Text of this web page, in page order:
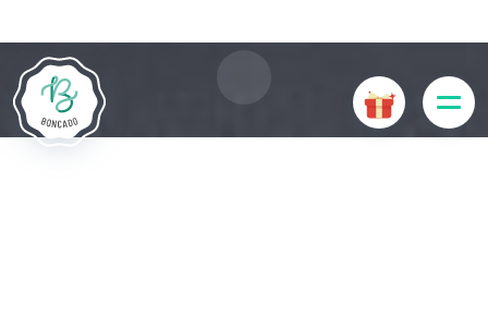
fins d'analyse ou de marketing.
Accepter les cookies
Gérer les cookies